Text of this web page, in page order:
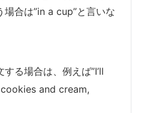
場合は”in a cup”と言いな
する場合は、例えば”I’ll
and cream,